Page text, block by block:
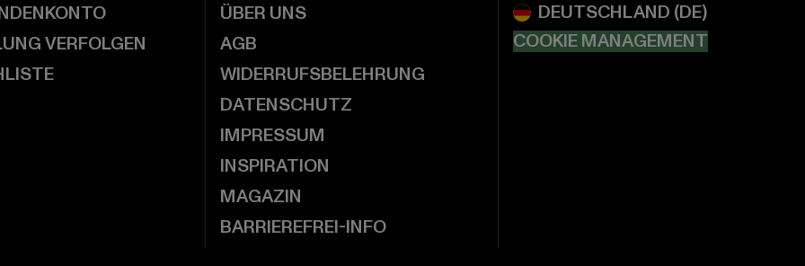
VERFOLGEN
ÜBER UNS
AGB
WIDERRUFSBELEHRUNG
DATENSCHUTZ
IMPRESSUM
INSPIRATION
MAGAZIN
BARRIEREFREI-INFO
COOKIE MANAGEMENT